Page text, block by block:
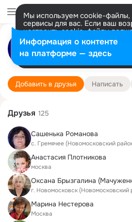
Мы используем cookie-файлы,
сервисы для вас. Если ваш
настроить cookie-файлы
представитель. Больше
Разрешить все Настроить
Гремячевское
с. Гремячее
Подробнее
Добавить в друзья Написать
Друзья 125
Сашенька Романова
с. Гремячее (Новомосковский
Анастасия Плотникова
москва
Оксана Брызгалина
г. Новомосковск (Новомосковский
Марина Нестерова
Москва
Информация о контенте
на платформе — здесь